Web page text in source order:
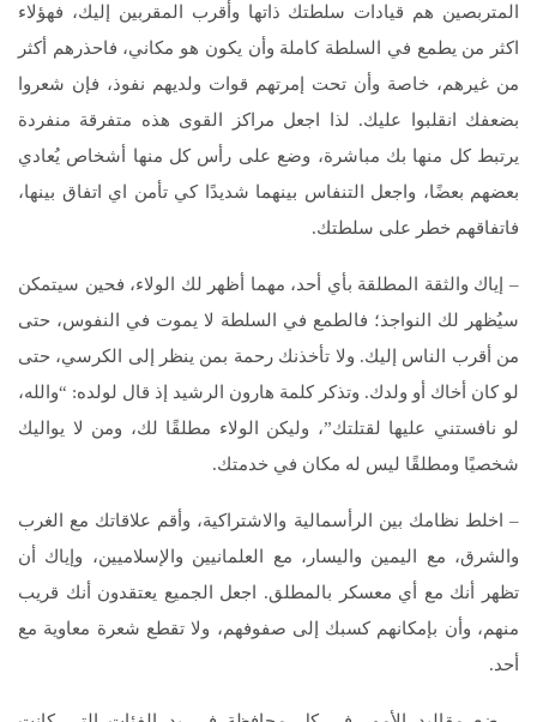
المتربصين هم قيادات سلطتك ذاتها وأقرب المقربين إليك، فهؤلاء
اكثر من يطمع في السلطة كاملة وأن يكون هو مكاني، فاحذرهم أكثر
من غيرهم، خاصة وأن تحت إمرتهم قوات ولديهم نفوذ، فإن شعروا
بضعفك انقلبوا عليك. لذا اجعل مراكز القوى هذه متفرقة منفردة
يرتبط كل منها بك مباشرة، وضع على رأس كل منها أشخاص يُعادي
بعضهم بعضًا، واجعل التنفاس بينهما شديدًا كي تأمن اي اتفاق بينها،
فاتفاقهم خطر على سلطتك.
– إياك والثقة المطلقة بأي أحد، مهما أظهر لك الولاء، فحين سيتمكن
سيُظهر لك النواجذ؛ فالطمع في السلطة لا يموت في النفوس، حتى
من أقرب الناس إليك. ولا تأخذنك رحمة بمن ينظر إلى الكرسي، حتى
لو كان أخاك أو ولدك. وتذكر كلمة هارون الرشيد إذ قال لولده: “والله،
لو نافستني عليها لقتلتك”، وليكن الولاء مطلقًا لك، ومن لا يواليك
شخصيًا ومطلقًا ليس له مكان في خدمتك.
– اخلط نظامك بين الرأسمالية والاشتراكية، وأقم علاقاتك مع الغرب
والشرق، مع اليمين واليسار، مع العلمانيين والإسلاميين، وإياك أن
تظهر أنك مع أي معسكر بالمطلق. اجعل الجميع يعتقدون أنك قريب
منهم، وأن بإمكانهم كسبك إلى صفوفهم، ولا تقطع شعرة معاوية مع
أحد.